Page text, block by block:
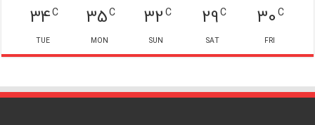
30C
FRI
29C
SAT
32C
SUN
35C
MON
34C
TUE